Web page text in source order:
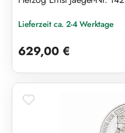
Lieferzeit ca. 2-4 Werktage
629,00 €